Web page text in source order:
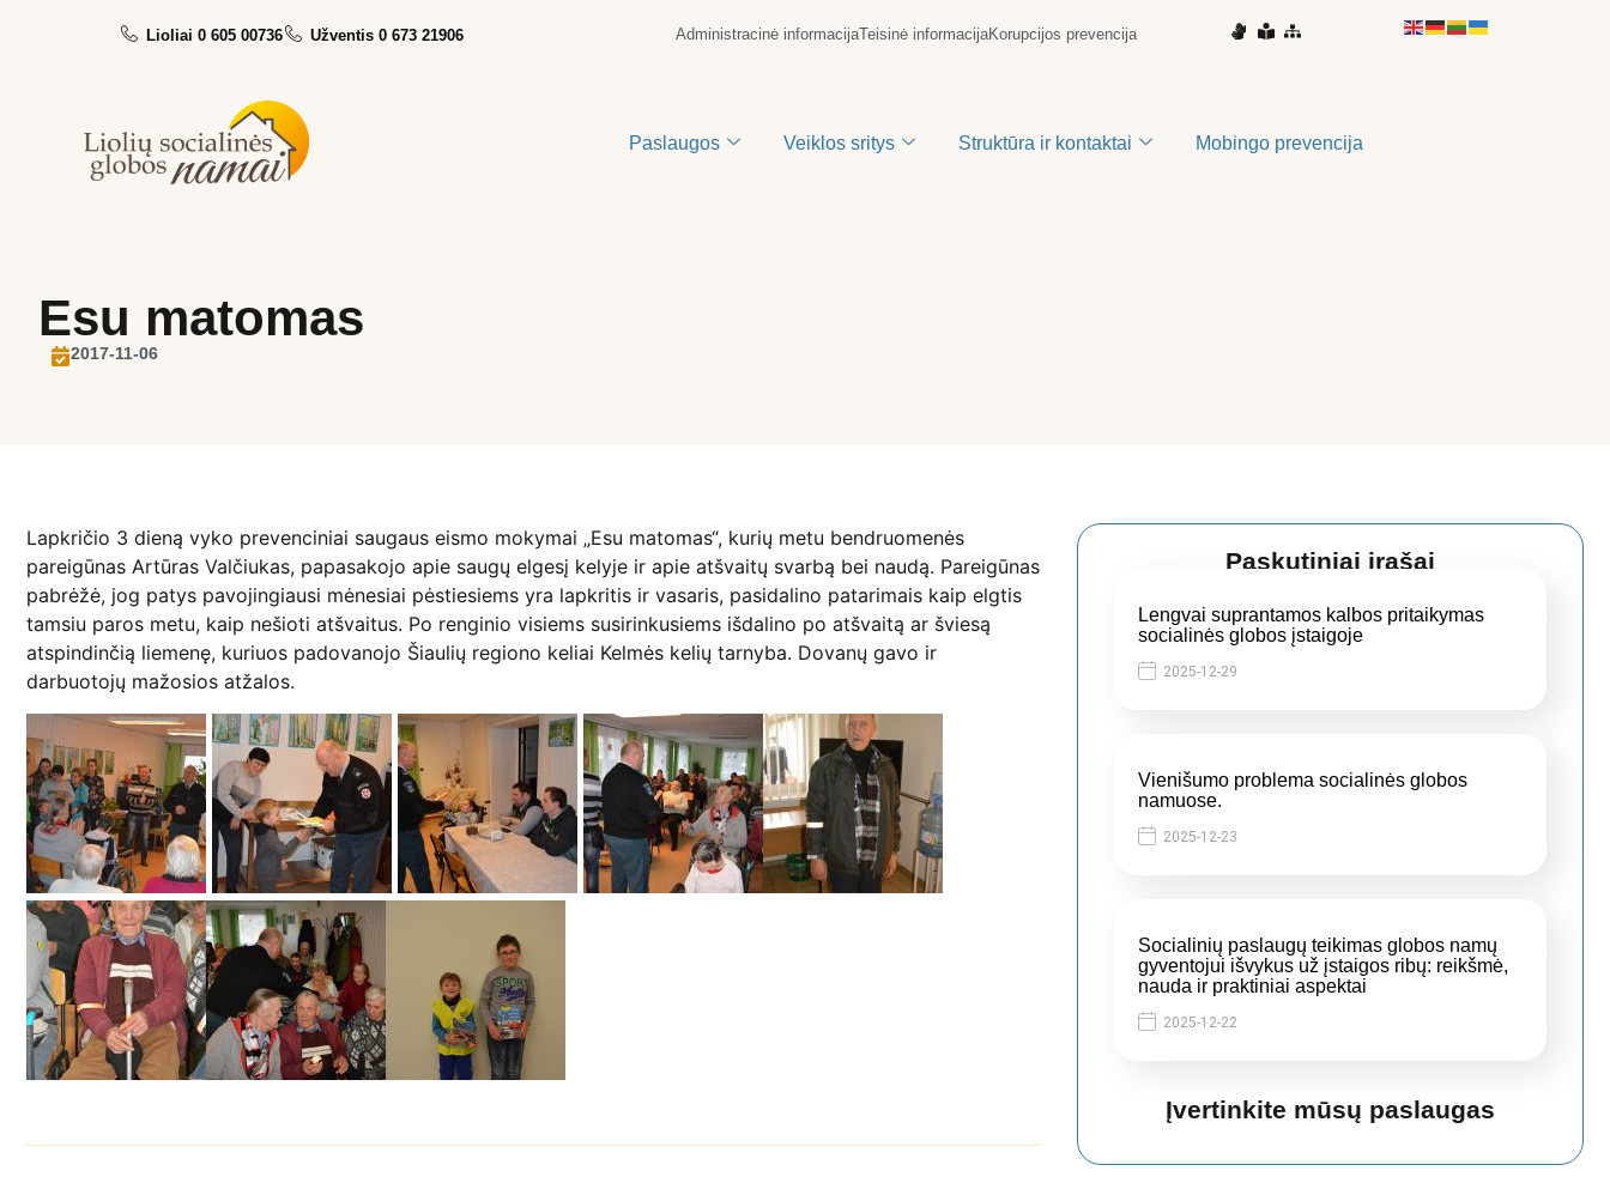
Lioliai 0 605 00736 Užventis 0 673 21906 Administracinė informacijaTeisinė informacijaKorupcijos prevencija
Paslaugos Veiklos sritys Struktūra ir kontaktai Mobingo prevencija
Esu matomas
2017-11-06
Paskutiniai įrašai
Lengvai suprantamos kalbos pritaikymas
socialinės globos įstaigoje
2025-12-29
Vienišumo problema socialinės globos
namuose.
2025-12-23
Socialinių paslaugų teikimas globos namų
gyventojui išvykus už įstaigos ribų: reikšmė,
nauda ir praktiniai aspektai
2025-12-22
Įvertinkite mūsų paslaugas
Lapkričio 3 dieną vyko prevenciniai saugaus eismo mokymai „Esu matomas“, kurių metu bendruomenės
pareigūnas Artūras Valčiukas, papasakojo apie saugų elgesį kelyje ir apie atšvaitų svarbą bei naudą. Pareigūnas
pabrėžė, jog patys pavojingiausi mėnesiai pėstiesiems yra lapkritis ir vasaris, pasidalino patarimais kaip elgtis
tamsiu paros metu, kaip nešioti atšvaitus. Po renginio visiems susirinkusiems išdalino po atšvaitą ar šviesą
atspindinčią liemenę, kuriuos padovanojo Šiaulių regiono keliai Kelmės kelių tarnyba. Dovanų gavo ir
darbuotojų mažosios atžalos.